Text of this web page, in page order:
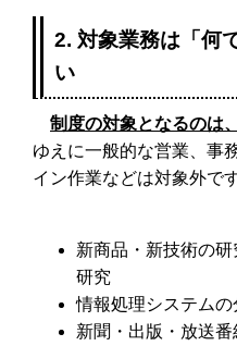
2. 対象業務は「何
い
制度の対象となるのは
ゆえに一般的な営業、事
イン作業などは対象外です
新商品・新技術の
研究
情報処理システム
新聞・出版・放送